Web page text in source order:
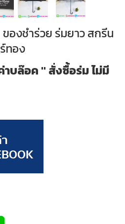
องชำร่วย ร่มยาว สกรีน
ทอง
บล๊อค " สั่งซื้อร่ม ไม่มี